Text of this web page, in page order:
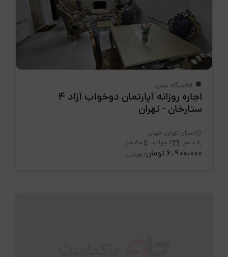
اقامتگاه جدید
اجاره روزانه آپارتمان دوخواب آزاد 4
ستارخان - تهران
استان تهران، تهران
0 نفر
2 خواب 80 متر
6،900،000 تومان / هرشب